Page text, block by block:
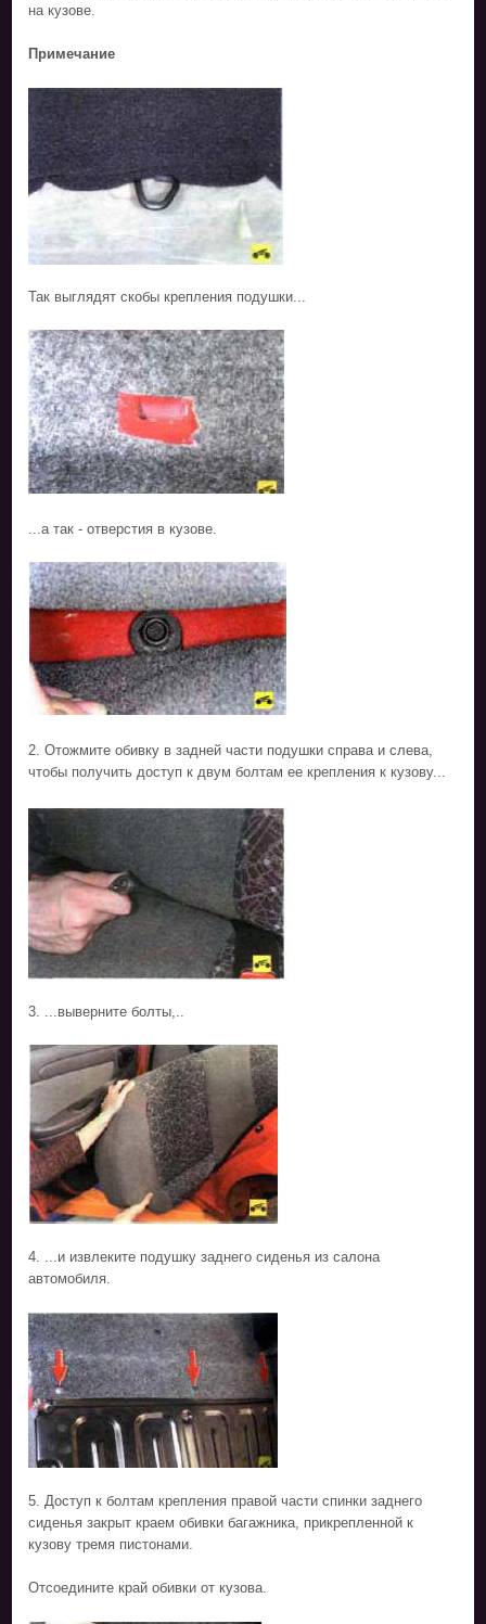
на кузове.
Примечание
Так выглядят скобы крепления подушки...
...а так - отверстия в кузове.
2. Отожмите обивку в задней части подушки справа и слева,
чтобы получить доступ к двум болтам ее крепления к кузову...
3. ...выверните болты,..
4. ...и извлеките подушку заднего сиденья из салона
автомобиля.
5. Доступ к болтам крепления правой части спинки заднего
сиденья закрыт краем обивки багажника, прикрепленной к
кузову тремя пистонами.
Отсоедините край обивки от кузова.